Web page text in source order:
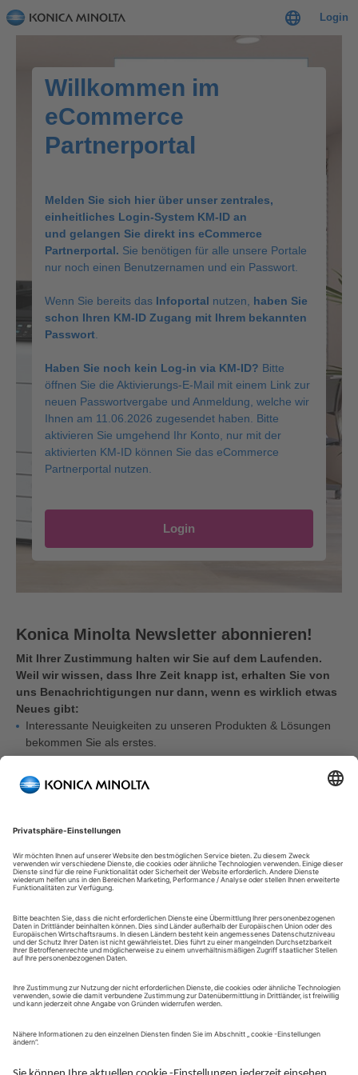
Login
Willkommen im
eCommerce
Partnerportal
Melden Sie sich hier über unser zentrales,
einheitliches Login-System KM-ID an
und gelangen Sie direkt ins eCommerce
Partnerportal. Sie benötigen für alle unsere Portale
nur noch einen Benutzernamen und ein Passwort.
Wenn Sie bereits das Infoportal nutzen, haben Sie
schon Ihren KM-ID Zugang mit Ihrem bekannten
Passwort
Haben Sie noch kein Log-in via KM-ID? Bitte
öffnen Sie die Aktivierungs-E-Mail mit einem Link zur
neuen Passwortvergabe und Anmeldung, welche wir
Ihnen am 11.06.2026 zugesendet haben. Bitte
aktivieren Sie umgehend Ihr Konto, nur mit der
aktivierten KM-ID können Sie das eCommerce
Partnerportal nutzen.
Login
Konica Minolta Newsletter abonnieren!
Mit Ihrer Zustimmung halten wir Sie auf dem Laufenden.
Weil wir wissen, dass Ihre Zeit knapp ist, erhalten Sie von
uns Benachrichtigungen nur dann, wenn es wirklich etwas
Neues gibt:
Interessante Neuigkeiten zu unseren Produkten & Lösungen
bekommen Sie als erstes.
Messen und Webinaren.
und Whitepaper.
Hin und wieder senden wir Ihnen kurze Umfragen zur
Kundenzufriedenheit. Durch die Teilnahme helfen Sie uns,
Hier Newsletter abonnieren
Tipps zur Kontoerstellung
Als Mitarbeiter eines Partnersbitten wir Sie, sich für die
wenden. Dieser wird die Kontoerstellung für Sie in die Wege